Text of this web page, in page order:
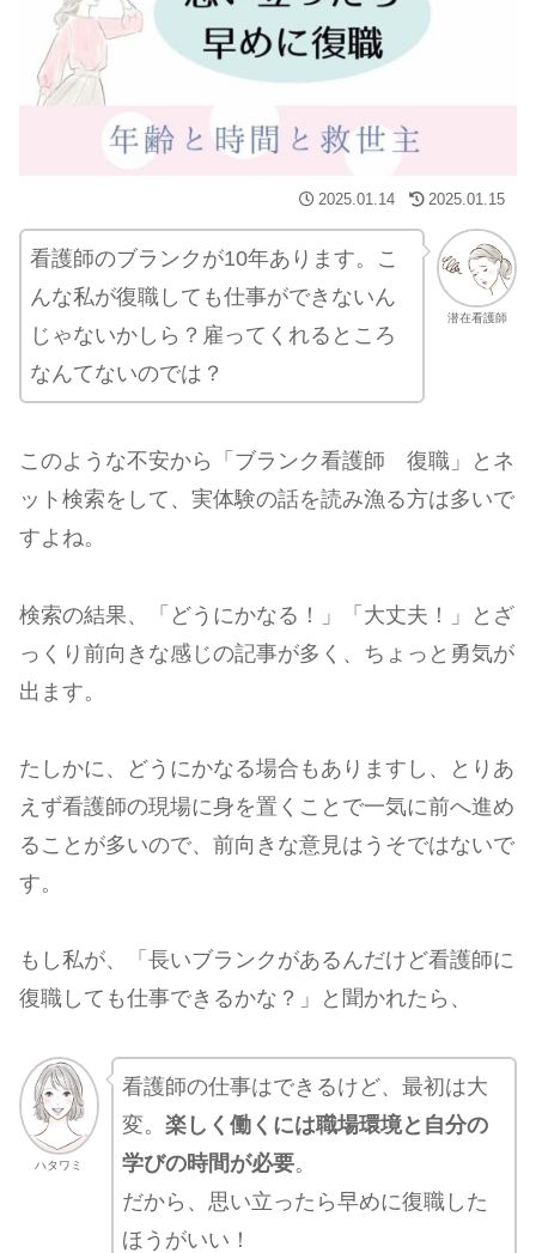
2025.01.14 2025.01.15
潜在看護師
看護師のブランクが10年あります。こ
んな私が復職しても仕事ができないん
じゃないかしら？雇ってくれるところ
なんてないのでは？
このような不安から「ブランク看護師 復職」とネ
ット検索をして、実体験の話を読み漁る方は多いで
すよね。
検索の結果、「どうにかなる！」「大丈夫！」とざ
っくり前向きな感じの記事が多く、ちょっと勇気が
出ます。
たしかに、どうにかなる場合もありますし、とりあ
えず看護師の現場に身を置くことで一気に前へ進め
ることが多いので、前向きな意見はうそではないで
す。
もし私が、「長いブランクがあるんだけど看護師に
復職しても仕事できるかな？」と聞かれたら、
ハタワミ
看護師の仕事はできるけど、最初は大
変。 楽しく働くには職場環境と自分の
学びの時間が必要。
だから、思い立ったら早めに復職した
ほうがいい！